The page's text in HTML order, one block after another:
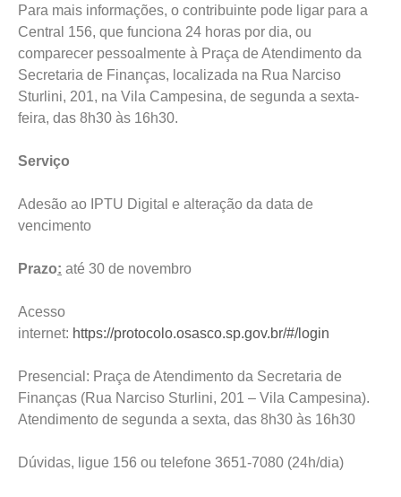
Para mais informações, o contribuinte pode ligar para a
Central 156, que funciona 24 horas por dia, ou
comparecer pessoalmente à Praça de Atendimento da
Secretaria de Finanças, localizada na Rua Narciso
Sturlini, 201, na Vila Campesina, de segunda a sexta-
feira, das 8h30 às 16h30.
Serviço
Adesão ao IPTU Digital e alteração da data de
vencimento
Prazo: até 30 de novembro
Acesso
internet: https://protocolo.osasco.sp.gov.br/#/login
Presencial: Praça de Atendimento da Secretaria de
Finanças (Rua Narciso Sturlini, 201 – Vila Campesina).
Atendimento de segunda a sexta, das 8h30 às 16h30
Dúvidas, ligue 156 ou telefone 3651-7080 (24h/dia)